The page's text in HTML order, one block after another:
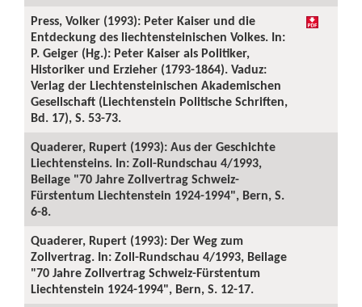
Press, Volker (1993): Peter Kaiser und die
Entdeckung des liechtensteinischen Volkes. In:
P. Geiger (Hg.): Peter Kaiser als Politiker,
Historiker und Erzieher (1793-1864). Vaduz:
Verlag der Liechtensteinischen Akademischen
Gesellschaft (Liechtenstein Politische Schriften,
Bd. 17), S. 53-73.
Quaderer, Rupert (1993): Aus der Geschichte
Liechtensteins. In: Zoll-Rundschau 4/1993,
Beilage "70 Jahre Zollvertrag Schweiz-
Fürstentum Liechtenstein 1924-1994", Bern, S.
6-8.
Quaderer, Rupert (1993): Der Weg zum
Zollvertrag. In: Zoll-Rundschau 4/1993, Beilage
"70 Jahre Zollvertrag Schweiz-Fürstentum
Liechtenstein 1924-1994", Bern, S. 12-17.